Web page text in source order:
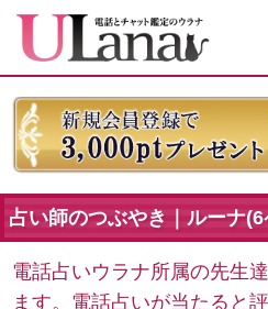
占い師のつぶやき｜ルーナ
電話占いウラナ所属の先生
ます。電話占いが当たると